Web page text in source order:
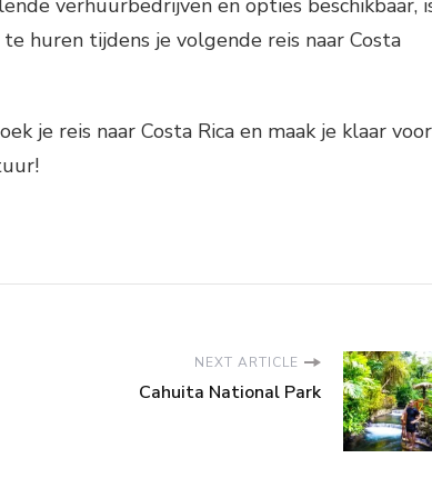
verhuurbedrijven en opties beschikbaar,
huren tijdens je volgende reis naar Costa
je reis naar Costa Rica en maak je klaar voor
NEXT ARTICLE
Cahuita National Park